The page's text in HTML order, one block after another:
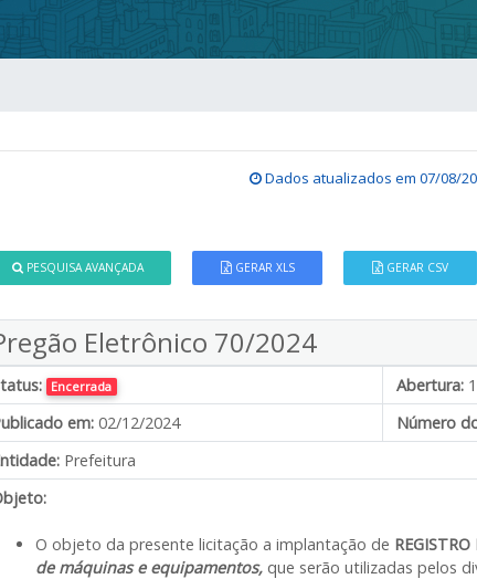
Dados atualizados em 07/08/
PESQUISA AVANÇADA GERAR XLS GERAR CSV
Eletrônico 70/2024
Encerrada Abertura:
em: 02/12/2024
Número
Prefeitura
O objeto da presente licitação a implantação de REGISTRO
de máquinas e equipamentos, que serão utilizadas pelos